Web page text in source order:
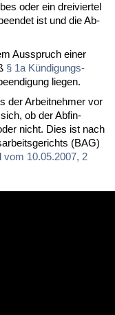
oder ein drei­vier­tel
ist und die Ab­
Aus­spruch ei­ner
§ 1a Kün­di­gungs­
lie­gen.
der Ar­beit­neh­mer vor
ob der Ab­fin­
nicht. Dies ist nach
(BAG)
vom 10.05.2007, 2